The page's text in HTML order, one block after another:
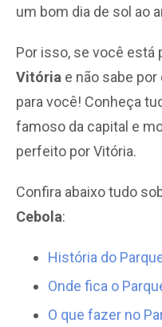
um bom dia de sol ao
Por isso, se você
Vitória e não sabe
para você! Conheça
famoso da capital e
perfeito por Vitória.
Confira abaixo tudo
Cebola:
História do
Onde fica o
O que fazer no